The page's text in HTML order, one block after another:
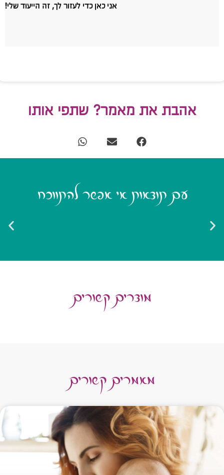
אני כאן כדי לעזור לך, זה הייעוד שלי!
אהבת את מאמר? שתפי אותו
עם תוצאות אי אפשר להתווכח
מוצרים קשורים
מאמרים קשורים